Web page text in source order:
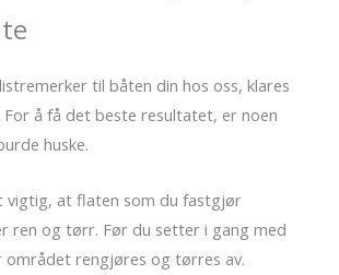
til båten din hos oss, klares
å få det beste resultatet, er noen
huske.
vigtig, at flaten som du fastgjør
ren og tørr. Før du setter i gang med
rengjøres og tørres av.